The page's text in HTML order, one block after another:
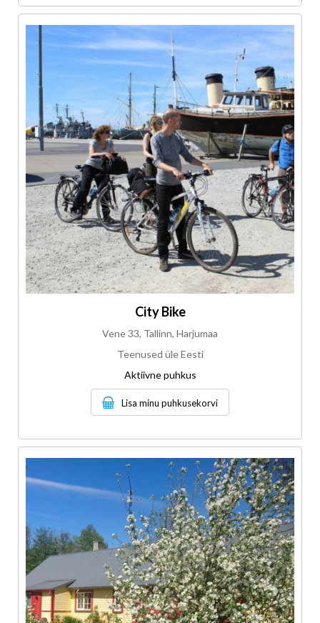
City Bike
Vene 33, Tallinn, Harjumaa
Teenused üle Eesti
Aktiivne puhkus
Lisa minu puhkusekorvi